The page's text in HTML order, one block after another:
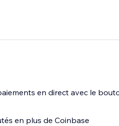
en direct avec le
en plus de Coinbase